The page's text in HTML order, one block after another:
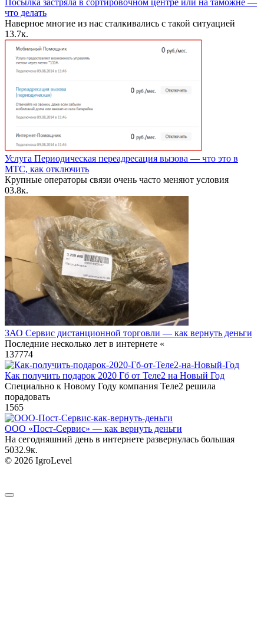
что делать
Наверное многие из нас сталкивались с такой ситуацией
13.7к.
Услуга Периодическая переадресация вызова — что это в
МТС, как отключить
Крупные операторы связи очень часто меняют условия
03.8к.
ЗАО Сервис дистанционной торговли — как вернуть деньги
Последние несколько лет в интернете «
137774
Как получить подарок 2020 Гб от Теле2 на Новый Год
Специально к Новому Году компания Теле2 решила
порадовать
1 565
ООО «Пост-Сервис» — как вернуть деньги
На сегодняшний день в интернете развернулась большая
5032.9к.
© 2026 IgroLevel